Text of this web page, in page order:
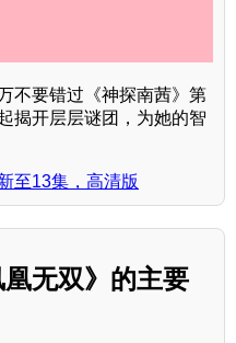
不要错过《神探南茜》第
揭开层层谜团，为她的智
至13集，高清版
无双》的主要